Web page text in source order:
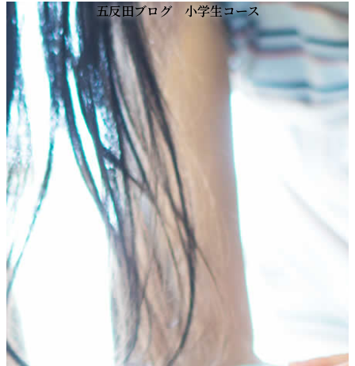
コ
ン
テ
ン
ツ
へ
ス
キ
ッ
プ
ナ
ビ
ゲ
ー
シ
ョ
ン
に
移
動
HOME
プログラム
年齢別コースの紹介
小学生コース
中学生コース
高校生コース
下高井戸校の特徴
Adventure Down Under
スタディツアーについて
ゴールドコースト（オーストラリア）のスタディ
ツアー
ケアンズ（オーストラリア）のスタディツアー
ボホール島（フィリピン）のスタディーツアー
英語で世界が変わる
五反田ブログ 小学生コース